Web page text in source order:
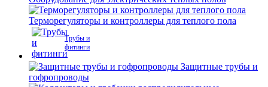
Терморегуляторы и контроллеры для теплого пола
Трубы и
фитинги
Защитные трубы и
гофропроводы